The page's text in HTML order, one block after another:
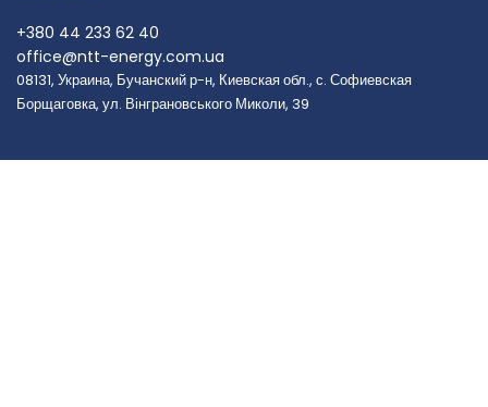
+380 44 233 62 40
office@ntt-energy.com.ua
08131, Украина, Бучанский р-н, Киевская обл., с. Софиевская
Борщаговка, ул. Вінграновського Миколи, 39